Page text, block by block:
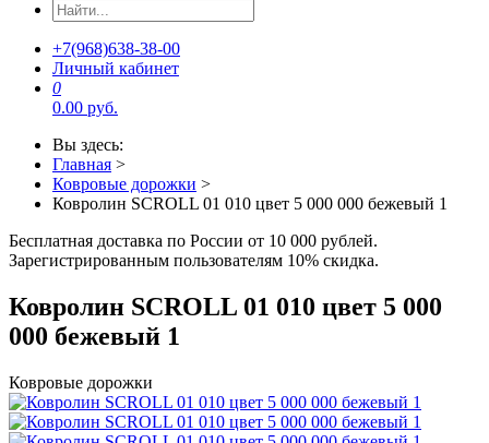
+7(968)638-38-00
Личный кабинет
0
0.00 руб.
Вы здесь:
Главная >
Ковровые дорожки >
Ковролин SCROLL 01 010 цвет 5 000 000 бежевый 1
Бесплатная доставка по России от 10 000 рублей.
Зарегистрированным пользователям 10% скидка.
Ковролин SCROLL 01 010 цвет 5 000
000 бежевый 1
Ковровые дорожки